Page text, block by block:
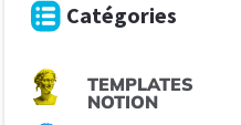
Catégories
TEMPLATES
NOTION